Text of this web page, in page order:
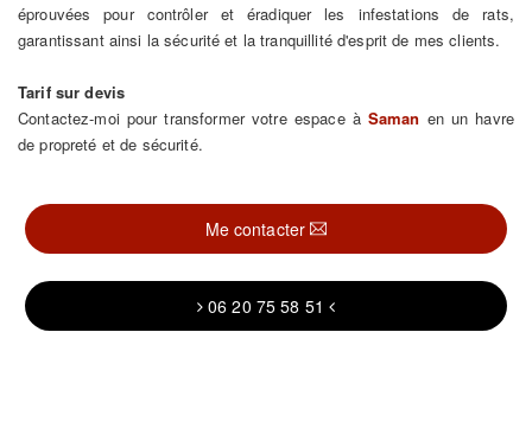
éprouvées pour contrôler et éradiquer les infestations de rats,
garantissant ainsi la sécurité et la tranquillité d'esprit de mes clients.
Tarif sur devis
Contactez-moi pour transformer votre espace à Saman en un havre
de propreté et de sécurité.
Me contacter
06 20 75 58 51